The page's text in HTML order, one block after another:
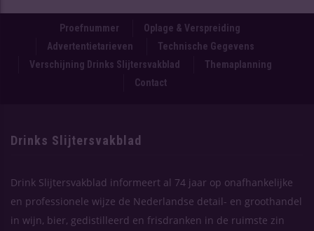
Proefnummer
Oplage & Verspreiding
Advertentietarieven
Technische Gegevens
Verschijning Drinks Slijtersvakblad
Themaplanning
Contact
Drinks Slijtersvakblad
Drink Slijtersvakblad informeert al 74 jaar op onafhankelijke
en professionele wijze de Nederlandse detail- en groothandel
in wijn, bier, gedistilleerd en frisdranken in de ruimste zin